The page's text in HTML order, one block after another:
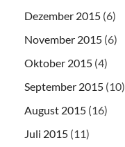
Dezember 2015 (6)
November 2015 (6)
Oktober 2015 (4)
September 2015 (10)
August 2015 (16)
Juli 2015 (11)